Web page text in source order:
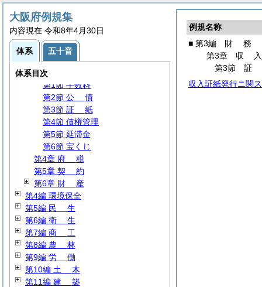
例規名称
■ 第3編 財 務
第3章 収
入
第3節 証
収入証紙発行ニ関
大阪府例規集
内容現在 令和8年4月30日
体系 五十音
体系目次
第1編総規
第2編職員
第3編財 務
第1章総 則
第2章 特別会計
第3章
第1節 手数料
第2節 公 債
第3節 証 紙
第4節 債権管理
第5節 延滞金
第6節 宝くじ
第4章 府 税
第5章 契 約
第6章 財 産
第4編 環境保全
第5編 民 生
第6編 衛 生
第7編 商 工
第8編 農 林
第9編 労 働
第10編 土 木
第11編 建 築